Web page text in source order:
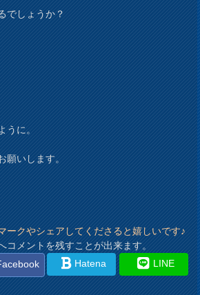
でしょうか？
うに。
願いします。
ークやシェアしてくださると嬉しいです♪
コメントを残すことが出来ます。
Hatena LINE